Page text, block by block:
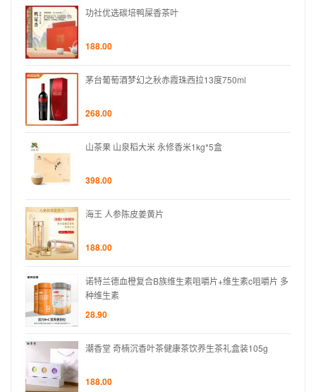
功社优选碳培鸭屎香茶叶
188.00
茅台葡萄酒梦幻之秋赤霞珠西拉13度750ml
268.00
山茶果 山泉稻大米 永修香米1kg*5盒
398.00
海王 人参陈皮姜黄片
188.00
诺特兰德血橙复合B族维生素咀嚼片+维生素c咀嚼片 多
种维生素
28.90
潮香堂 奇楠沉香叶茶健康茶饮养生茶礼盒装105g
188.00